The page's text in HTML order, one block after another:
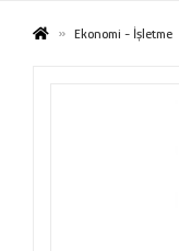
Ekonomi - İşletme